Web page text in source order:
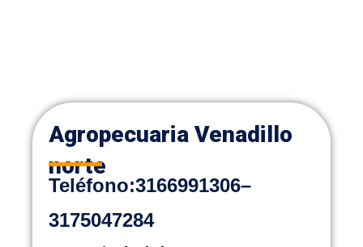
Agropecuaria Venadillo
norte
Teléfono:3166991306–
3175047284